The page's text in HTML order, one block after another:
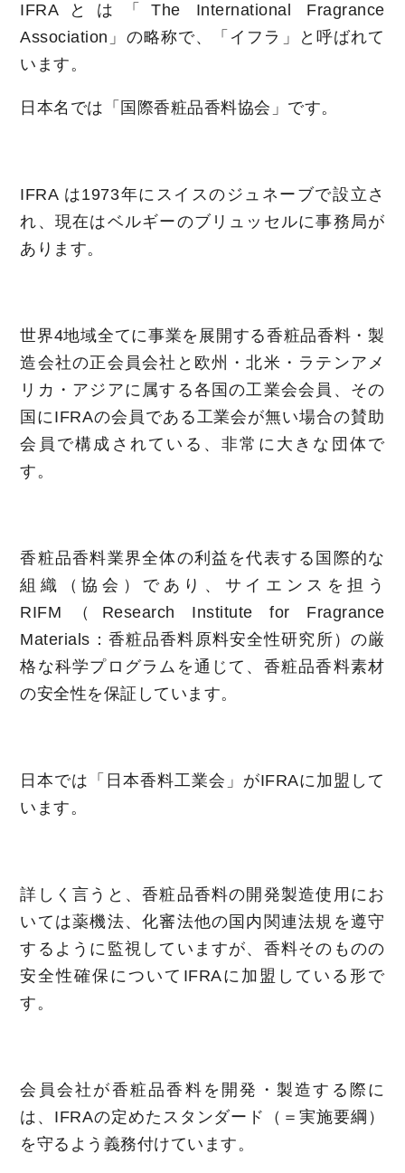
IFRAとは「The International Fragrance
Association」の略称で、「イフラ」と呼ばれて
います。
日本名では「国際香粧品香料協会」です。
IFRA は1973年にスイスのジュネーブで設立さ
れ、現在はベルギーのブリュッセルに事務局が
あります。
世界4地域全てに事業を展開する香粧品香料・製
造会社の正会員会社と欧州・北米・ラテンアメ
リカ・アジアに属する各国の工業会会員、その
国にIFRAの会員である工業会が無い場合の賛助
会員で構成されている、非常に大きな団体で
す。
香粧品香料業界全体の利益を代表する国際的な
組織（協会）であり、サイエンスを担う
RIFM（Research Institute for Fragrance
Materials：香粧品香料原料安全性研究所）の厳
格な科学プログラムを通じて、香粧品香料素材
の安全性を保証しています。
日本では「日本香料工業会」がIFRAに加盟して
います。
詳しく言うと、香粧品香料の開発製造使用にお
いては薬機法、化審法他の国内関連法規を遵守
するように監視していますが、香料そのものの
安全性確保についてIFRAに加盟している形で
す。
会員会社が香粧品香料を開発・製造する際に
は、IFRAの定めたスタンダード（＝実施要綱）
を守るよう義務付けています。